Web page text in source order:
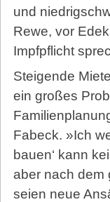
und
Rewe, vor
Impfpflicht
Steigende
ein großes
Fabeck. »Ich
bauen‘ kann
aber nach dem
seien neue